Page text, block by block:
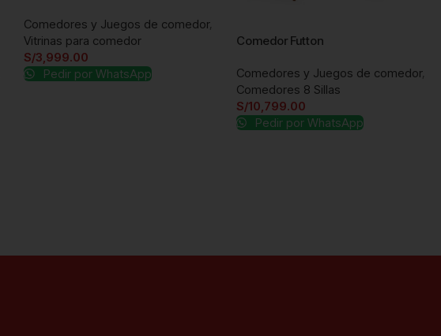
Comedores y Juegos de comedor,
Vitrinas para comedor
S/3,999.00
Pedir por WhatsApp
Comedor Futton
Comedores y Juegos de comedor,
Comedores 8 Sillas
S/10,799.00
Pedir por WhatsApp